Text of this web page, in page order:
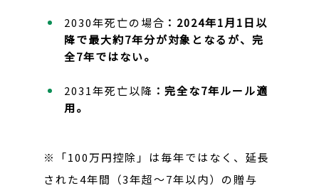
2030年死亡の場合 ：2024年1月1日以
降で最大約7年分が対象となるが、完
全7年ではない。
2031年死亡以降 ：完全な7年ルール適
用。
※「100万円控除」は毎年ではなく、延長
された4年間（3年超〜7年以内）の贈与